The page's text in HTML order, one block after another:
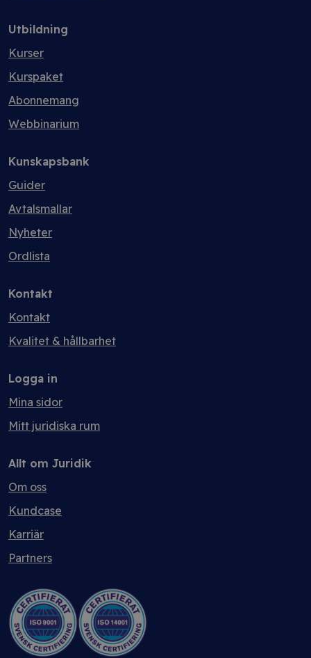
Utbildning
Kurser
Kurspaket
Abonnemang
Webbinarium
Kunskapsbank
Guider
Avtalsmallar
Nyheter
Ordlista
Kontakt
Kontakt
Kvalitet & hållbarhet
Logga in
Mina sidor
Mitt juridiska rum
Allt om Juridik
Om oss
Kundcase
Karriär
Partners